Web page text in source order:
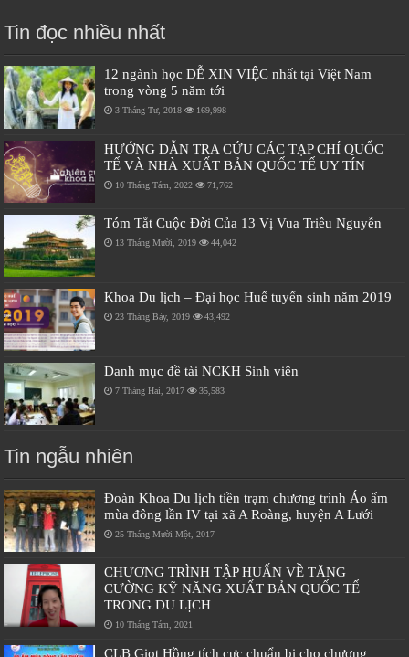
Tin đọc nhiều nhất
12 ngành học DỄ XIN VIỆC nhất tại Việt Nam
trong vòng 5 năm tới
3 Tháng Tư, 2018 169,998
HƯỚNG DẪN TRA CỨU CÁC TẠP CHÍ QUỐC
TẾ VÀ NHÀ XUẤT BẢN QUỐC TẾ UY TÍN
10 Tháng Tám, 2022 71,762
Tóm Tắt Cuộc Đời Của 13 Vị Vua Triều Nguyễn
13 Tháng Mười, 2019 44,042
Khoa Du lịch – Đại học Huế tuyển sinh năm 2019
23 Tháng Bảy, 2019 43,492
Danh mục đề tài NCKH Sinh viên
7 Tháng Hai, 2017 35,583
Tin ngẫu nhiên
Đoàn Khoa Du lịch tiền trạm chương trình Áo ấm
mùa đông lần IV tại xã A Roàng, huyện A Lưới
25 Tháng Mười Một, 2017
CHƯƠNG TRÌNH TẬP HUẤN VỀ TĂNG
CƯỜNG KỸ NĂNG XUẤT BẢN QUỐC TẾ
TRONG DU LỊCH
10 Tháng Tám, 2021
CLB Giọt Hồng tích cực chuẩn bị cho chương